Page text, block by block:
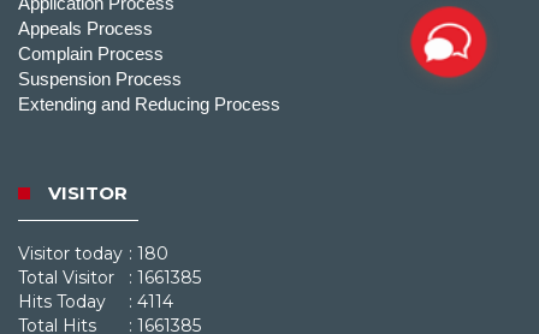
Appeals Process
Complain Process
Suspension Process
Extending and Reducing Process
VISITOR
Visitor today : 180
Total Visitor
: 1661385
Hits Today
: 4114
Total Hits
: 1661385